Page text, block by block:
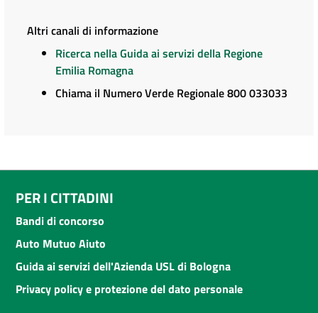
Altri canali di informazione
Ricerca nella Guida ai servizi della Regione
Emilia Romagna
Chiama il Numero Verde Regionale 800 033033
PER I CITTADINI
Bandi di concorso
Auto Mutuo Aiuto
Guida ai servizi dell'Azienda USL di Bologna
Privacy policy e protezione del dato personale